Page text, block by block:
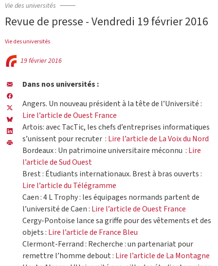
Vie des universités
Revue de presse - Vendredi 19 février 2016
Vie des universités
19 février 2016
Dans nos universités :
Angers. Un nouveau président à la tête de l’Université :
Lire l’article de Ouest France
Artois: avec TacTic, les chefs d’entreprises informatiques
s’unissent pour recruter : Lire l’article de La Voix du Nord
Bordeaux : Un patrimoine universitaire méconnu : Lire
l’article de Sud Ouest
Brest : Étudiants internationaux. Brest à bras ouverts :
Lire l’article du Télégramme
Caen : 4 L Trophy : les équipages normands partent de
l’université de Caen : Lire l’article de Ouest France
Cergy-Pontoise lance sa griffe pour des vêtements et des
objets : Lire l’article de France Bleu
Clermont-Ferrand : Recherche : un partenariat pour
remettre l’homme debout : Lire l’article de La Montagne